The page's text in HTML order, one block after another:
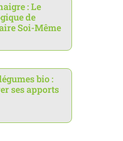
: Le
de
Soi-Même
bio :
ses apports